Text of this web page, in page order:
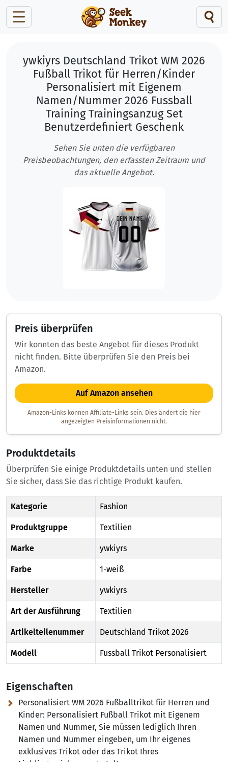
ywkiyrs Deutschland Trikot WM 2026
Fußball Trikot für Herren/Kinder
Personalisiert mit Eigenem
Namen/Nummer 2026 Fussball
Training Trainingsanzug Set
Benutzerdefiniert Geschenk
Sehen Sie unten die verfügbaren
Preisbeobachtungen, den erfassten Zeitraum und
das aktuelle Angebot.
Preis überprüfen
Wir konnten das beste Angebot für dieses Produkt
nicht finden. Bitte überprüfen Sie den Preis bei
Amazon.
Auf Amazon ansehen
Amazon-Links können Affiliate-Links sein. Dies ändert die hier
angezeigten Preisinformationen nicht.
Produktdetails
Überprüfen Sie einige Produktdetails unten und stellen
Sie sicher, dass Sie das richtige Produkt kaufen.
Kategorie Fashion
Produktgruppe Textilien
Marke ywkiyrs
Farbe 1-weiß
Hersteller ywkiyrs
Art der Ausführung Textilien
Artikelteilenummer Deutschland Trikot 2026
Modell Fussball Trikot Personalisiert
Eigenschaften
Personalisiert WM 2026 Fußballtrikot für Herren und
Kinder: Personalisiert Fußball Trikot mit Eigenem
Namen und Nummer, Sie müssen lediglich Ihren
Namen und Nummer eingeben, um Ihr eigenes
exklusives Trikot oder das Trikot Ihres